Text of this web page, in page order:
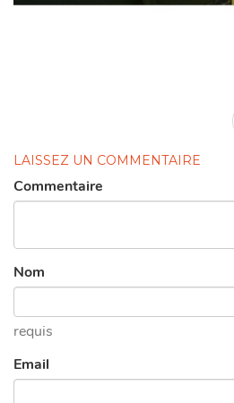
LAISSEZ UN COMMENTAIRE
Commentaire
Nom
requis
Email